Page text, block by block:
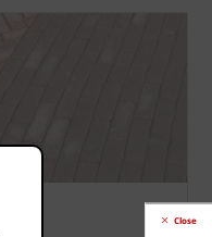
Close